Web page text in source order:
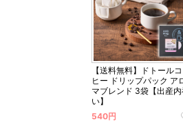
【送料無料】ドトール
ヒー ドリップパック ア
マブレンド 3袋【出産
い】
540円